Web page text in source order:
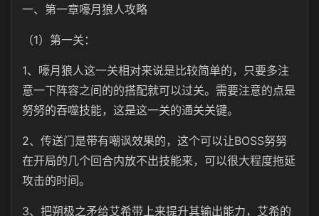
一、第一章嚎月狼人攻略
（1）第一关：
1、嚎月狼人这一关相对来说是比较简单的，只要多注
意一下阵容之间的的搭配就可以过关。需要注意的点是
努努的吞噬技能，这是这一关的通关关键。
2、传送门是带有嘲讽效果的，这个可以让BOSS努努
在开局的几个回合内放不出技能来，可以很大程度拖延
攻击的时间。
3、把朔极之矛给艾希带上来提升其输出能力，艾希的